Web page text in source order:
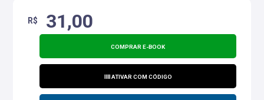
R$ 31,00
COMPRAR E-BOOK
ATIVAR COM CÓDIGO